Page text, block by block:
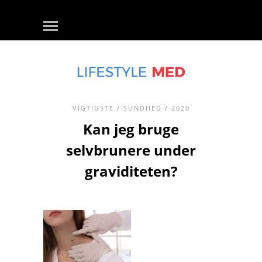
VIGTIGSTE / SUNDHED / 2020
Kan jeg bruge
selvbrunere under
graviditeten?